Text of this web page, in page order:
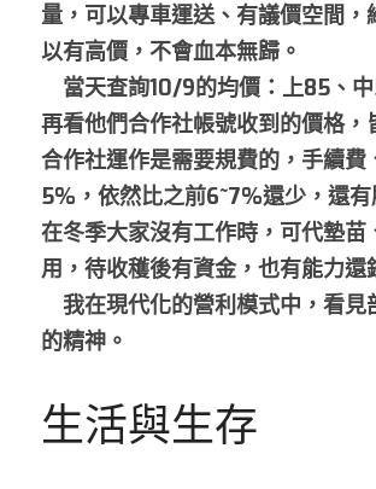
量，可以專車運送、有議價空間，
以有高價，不會血本無歸。
當天查詢10/9的均價：上85、中
再看他們合作社帳號收到的價格，
合作社運作是需要規費的，手續費
5%，依然比之前6~7%還少，還有
在冬季大家沒有工作時，可代墊苗
用，待收穫後有資金，也有能力還
我在現代化的營利模式中，看見
的精神。
生活與生存